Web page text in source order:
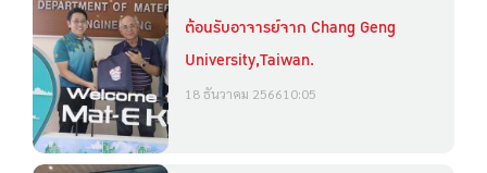
ต้อนรับอาจารย์จาก Chang Geng
University,Taiwan.
18 ธันวาคม 256610:05